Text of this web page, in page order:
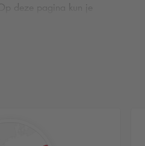
deze pagina kun je
ben je verzekerd van
meer in de rij te wachten bij